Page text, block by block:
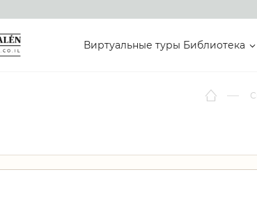
Виртуальные туры Библиотека